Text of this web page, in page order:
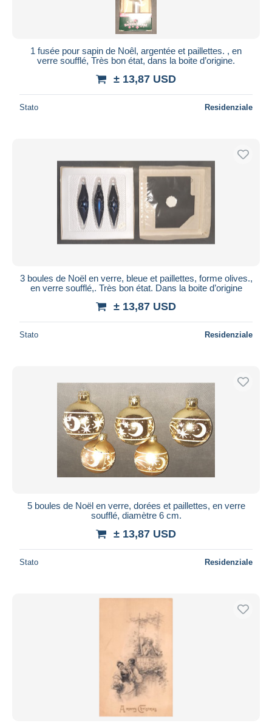
1 fusée pour sapin de Noêl, argentée et paillettes. , en
verre soufflé, Très bon état, dans la boite d’origine.
± 13,87 USD
Stato Residenziale
3 boules de Noël en verre, bleue et paillettes, forme olives.,
en verre soufflé,. Très bon état. Dans la boite d’origine
± 13,87 USD
Stato Residenziale
5 boules de Noël en verre, dorées et paillettes, en verre
soufflé, diamètre 6 cm.
± 13,87 USD
Stato Residenziale